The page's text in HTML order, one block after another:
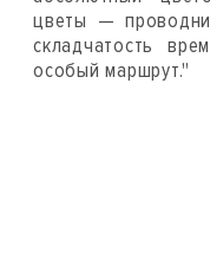
цветы —
складчатость
особый маршрут."